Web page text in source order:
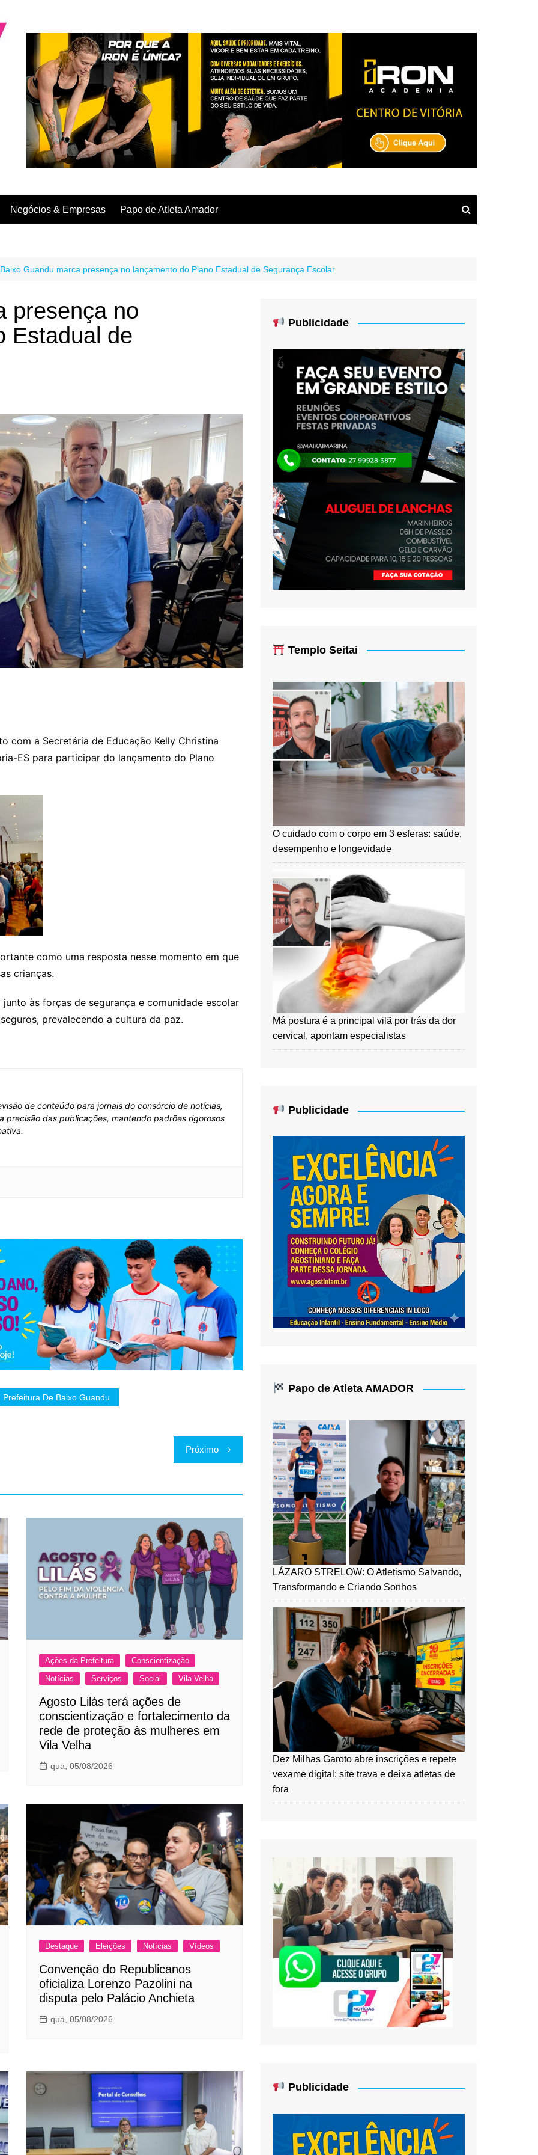
Negócios & Empresas Papo de Atleta Amador
Baixo Guandu marca presença no lançamento do Plano Estadual de Segurança Escolar
presença no
Estadual de
com a Secretária de Educação Kelly Christina
ES para participar do lançamento do Plano
como uma resposta nesse momento em que
crianças.
às forças de segurança e comunidade escolar
prevalecendo a cultura da paz.
de conteúdo para jornais do consórcio de notícias,
precisão das publicações, mantendo padrões rigorosos
Prefeitura De Baixo Guandu
Próximo
Ações da Prefeitura
Conscientização
Notícias
Serviços Social Vila Velha
Agosto Lilás terá ações de
conscientização e fortalecimento da
rede de proteção às mulheres em
Vila Velha
qua, 05/08/2026
Destaque Eleições Notícias Vídeos
Convenção do Republicanos
oficializa Lorenzo Pazolini na
disputa pelo Palácio Anchieta
qua, 05/08/2026
Publicidade
Templo Seitai
O cuidado com o corpo em 3 esferas: saúde,
desempenho e longevidade
Má postura é a principal vilã por trás da dor
cervical, apontam especialistas
Publicidade
Papo de Atleta AMADOR
LÁZARO STRELOW: O Atletismo Salvando,
Transformando e Criando Sonhos
Dez Milhas Garoto abre inscrições e repete
vexame digital: site trava e deixa atletas de
fora
Publicidade